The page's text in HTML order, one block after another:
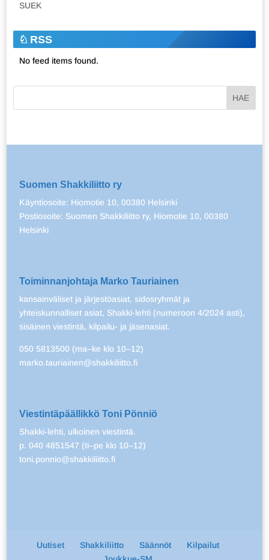
SUEK
RSS
No feed items found.
Suomen Shakkiliitto ry
Käyntiosoite: Hiomotie 10, 00380 Helsinki
Postiosoite: Suomen Shakkiliitto ry, Hiomotie 10, 00380
Helsinki
Toiminnanjohtaja Marko Tauriainen
kansainväliset ja järjestöasiat, sidosryhmät ja
yhteiskunnalliset asiat, Shakki-lehti (numeroon 4/2024 asti),
sisäinen viestintä, kilpailu- ja jäsenasiat.
050 5813500 (ma–ke klo 10–12)
marko.tauriainen@shakkiliitto.fi
Viestintäpäällikkö Toni Pönniö
Shakki-lehti, ulkoinen viestintä.
p. 040 4851547 (ti–pe klo 10–12)
toni.ponnio@shakkiliitto.fi
Uutiset Shakkiliitto Säännöt
Kilpailut